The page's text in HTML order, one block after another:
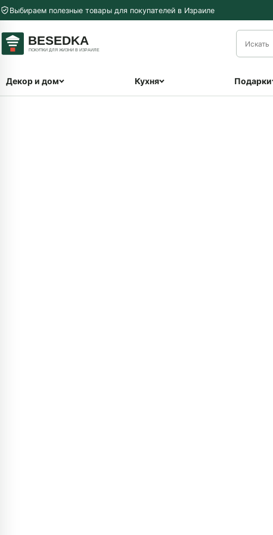
Перейти к содержимому
Выбираем полезные товары для покупателей в Израиле
Декор и дом Кухня Подарки